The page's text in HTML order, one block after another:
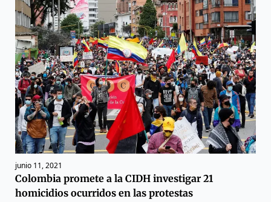
junio 11, 2021
Colombia promete a la CIDH investigar 21
homicidios ocurridos en las protestas